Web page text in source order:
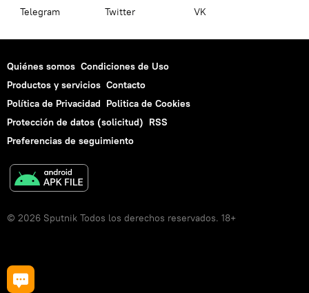
Telegram Twitter VK
Quiénes somos Condiciones de Uso
Productos y servicios Contacto
Política de Privacidad Politica de Cookies
Protección de datos (solicitud) RSS
Preferencias de seguimiento
© 2026 Sputnik Todos los derechos reservados. 18+